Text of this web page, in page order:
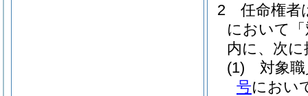
2
任命権者
において
内に、次
(1)
対象
号におい